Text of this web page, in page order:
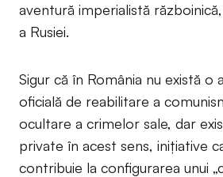
aventură imperialistă
a Rusiei.
Sigur că în România nu există o
oficială de reabilitare a
ocultare a crimelor sale, dar
private în acest sens, inițiative
contribuie la configurarea unui